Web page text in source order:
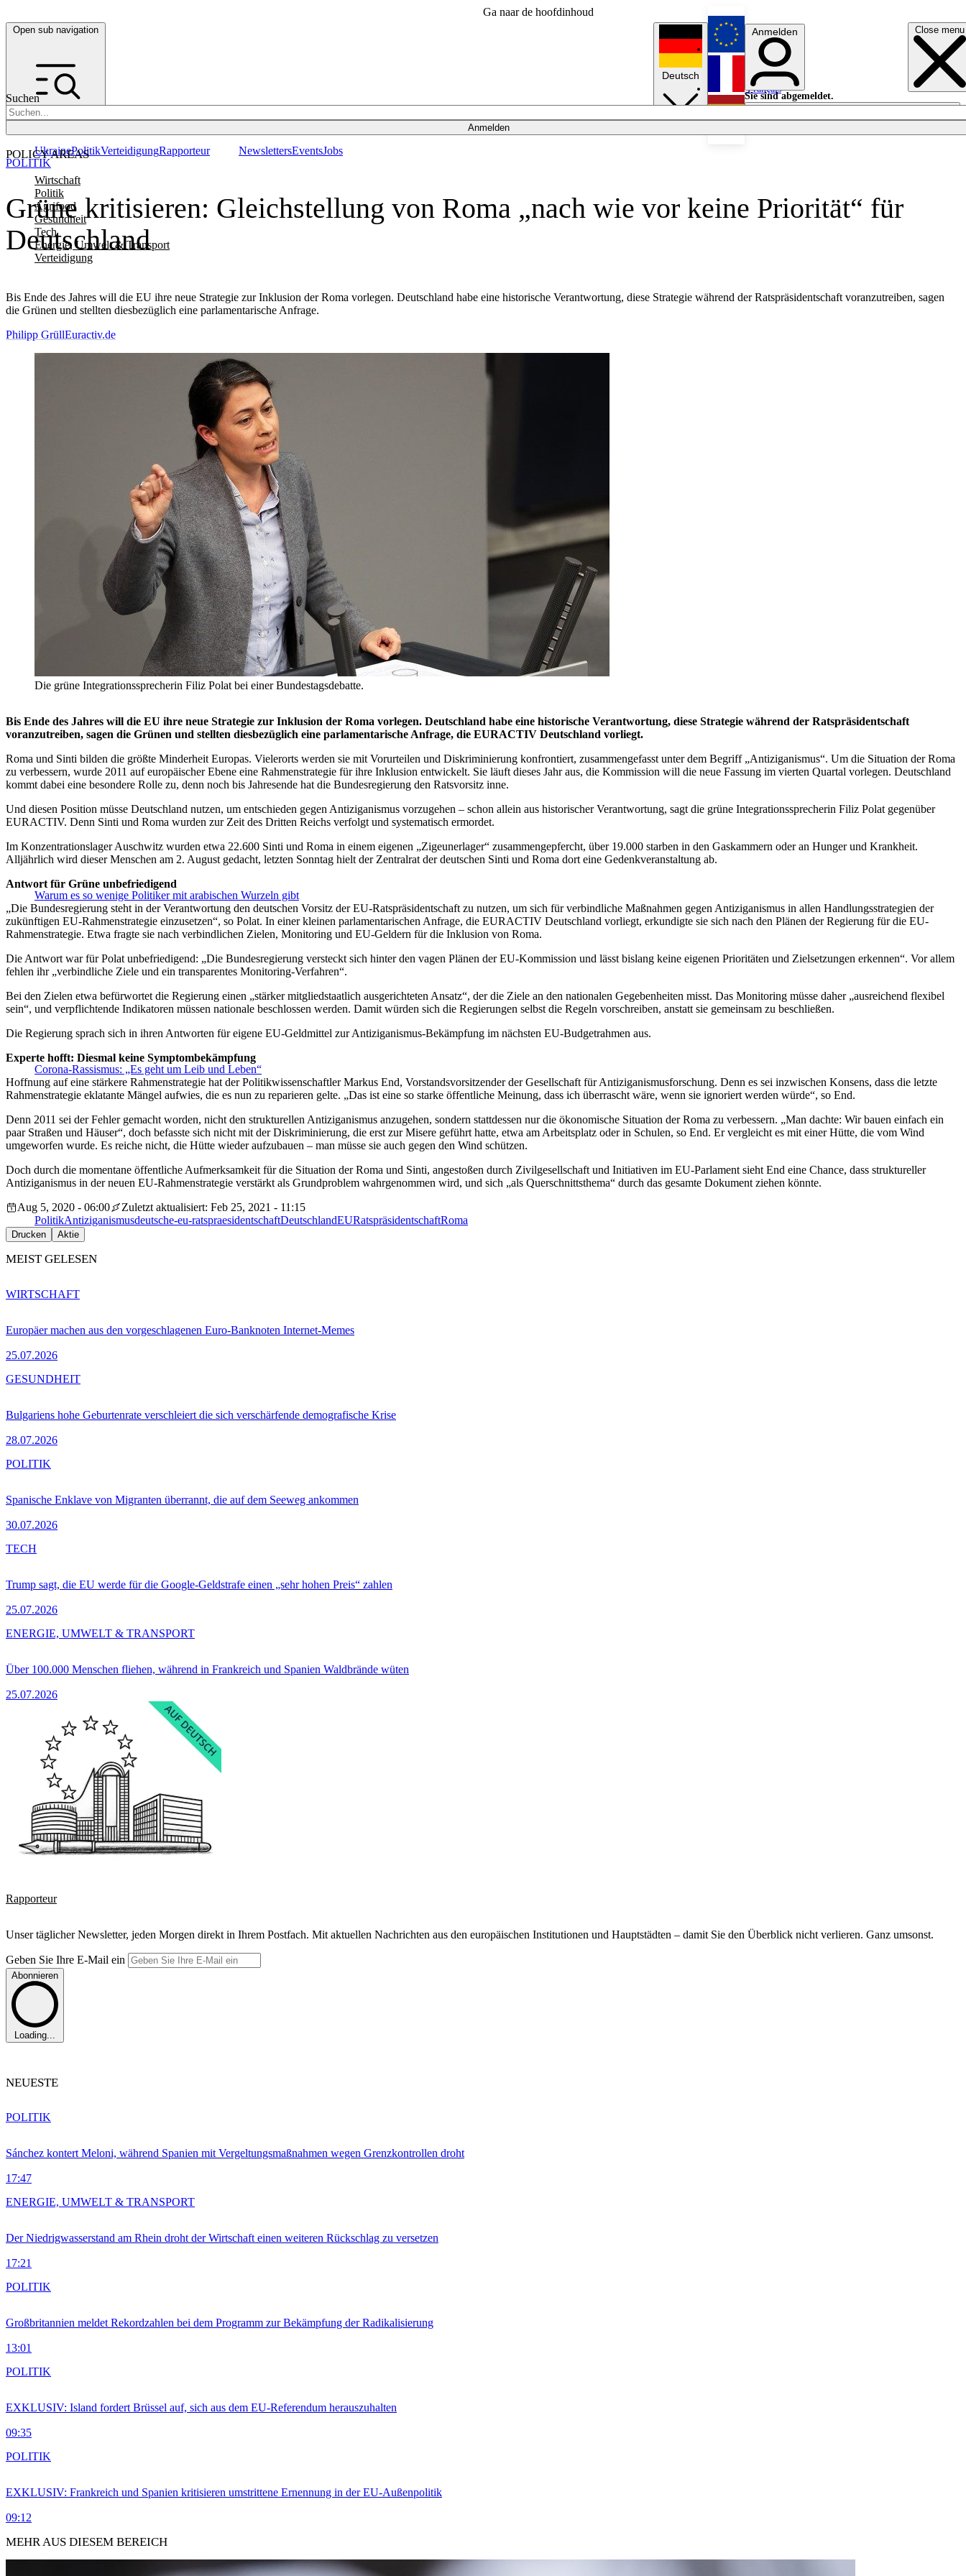
Ga naar de hoofdinhoud
Open sub navigation Close menu
Suchen
Anmelden
POLICY AREAS
Wirtschaft
Politik
Agrifood
Gesundheit
Tech
Energie, Umwelt & Transport
Verteidigung
UkrainePolitikVerteidigungRapporteur NewslettersEventsJobs
Deutsch
English
Français
Anmelden
Sie sind abgemeldet.
Anmelden
Licht aus
Grüne kritisieren: Gleichstellung von Roma „nach wie vor keine Priorität“ für
Deutschland
Bis Ende des Jahres will die EU ihre neue Strategie zur Inklusion der Roma vorlegen. Deutschland habe eine historische Verantwortung, diese Strategie während der Ratspräsidentschaft voranzutreiben, sagen
die Grünen und stellten diesbezüglich eine parlamentarische Anfrage.
POLITIK
Philipp GrüllEuractiv.de
Die grüne Integrationssprecherin Filiz Polat bei einer Bundestagsdebatte.
Bis Ende des Jahres will die EU ihre neue Strategie zur Inklusion der Roma vorlegen. Deutschland habe eine historische Verantwortung, diese Strategie während der Ratspräsidentschaft
voranzutreiben, sagen die Grünen und stellten diesbezüglich eine parlamentarische Anfrage, die EURACTIV Deutschland vorliegt.
Roma und Sinti bilden die größte Minderheit Europas. Vielerorts werden sie mit Vorurteilen und Diskriminierung konfrontiert, zusammengefasst unter dem Begriff „Antiziganismus“. Um die Situation der Roma
zu verbessern, wurde 2011 auf europäischer Ebene eine Rahmenstrategie für ihre Inklusion entwickelt. Sie läuft dieses Jahr aus, die Kommission will die neue Fassung im vierten Quartal vorlegen. Deutschland
kommt dabei eine besondere Rolle zu, denn noch bis Jahresende hat die Bundesregierung den Ratsvorsitz inne.
Und diesen Position müsse Deutschland nutzen, um entschieden gegen Antiziganismus vorzugehen – schon allein aus historischer Verantwortung, sagt die grüne Integrationssprecherin Filiz Polat gegenüber
EURACTIV. Denn Sinti und Roma wurden zur Zeit des Dritten Reichs verfolgt und systematisch ermordet.
Im Konzentrationslager Auschwitz wurden etwa 22.600 Sinti und Roma in einem eigenen „Zigeunerlager“ zusammengepfercht, über 19.000 starben in den Gaskammern oder an Hunger und Krankheit.
Alljährlich wird dieser Menschen am 2. August gedacht, letzten Sonntag hielt der Zentralrat der deutschen Sinti und Roma dort eine Gedenkveranstaltung ab.
Warum es so wenige Politiker mit arabischen Wurzeln gibt
Antwort für Grüne unbefriedigend
„Die Bundesregierung steht in der Verantwortung den deutschen Vorsitz der EU-Ratspräsidentschaft zu nutzen, um sich für verbindliche Maßnahmen gegen Antiziganismus in allen Handlungsstrategien der
zukünftigen EU-Rahmenstrategie einzusetzen“, so Polat. In einer kleinen parlamentarischen Anfrage, die EURACTIV Deutschland vorliegt, erkundigte sie sich nach den Plänen der Regierung für die EU-
Rahmenstrategie. Etwa fragte sie nach verbindlichen Zielen, Monitoring und EU-Geldern für die Inklusion von Roma.
Die Antwort war für Polat unbefriedigend: „Die Bundesregierung versteckt sich hinter den vagen Plänen der EU-Kommission und lässt bislang keine eigenen Prioritäten und Zielsetzungen erkennen“. Vor allem
fehlen ihr „verbindliche Ziele und ein transparentes Monitoring-Verfahren“.
Bei den Zielen etwa befürwortet die Regierung einen „stärker mitgliedstaatlich ausgerichteten Ansatz“, der die Ziele an den nationalen Gegebenheiten misst. Das Monitoring müsse daher „ausreichend flexibel
sein“, und verpflichtende Indikatoren müssen nationale beschlossen werden. Damit würden sich die Regierungen selbst die Regeln vorschreiben, anstatt sie gemeinsam zu beschließen.
Die Regierung sprach sich in ihren Antworten für eigene EU-Geldmittel zur Antiziganismus-Bekämpfung im nächsten EU-Budgetrahmen aus.
Corona-Rassismus: „Es geht um Leib und Leben“
Experte hofft: Diesmal keine Symptombekämpfung
Hoffnung auf eine stärkere Rahmenstrategie hat der Politikwissenschaftler Markus End, Vorstandsvorsitzender der Gesellschaft für Antiziganismusforschung. Denn es sei inzwischen Konsens, dass die letzte
Rahmenstrategie eklatante Mängel aufwies, die es nun zu reparieren gelte. „Das ist eine so starke öffentliche Meinung, dass ich überrascht wäre, wenn sie ignoriert werden würde“, so End.
Denn 2011 sei der Fehler gemacht worden, nicht den strukturellen Antiziganismus anzugehen, sondern stattdessen nur die ökonomische Situation der Roma zu verbessern. „Man dachte: Wir bauen einfach ein
paar Straßen und Häuser“, doch befasste sich nicht mit der Diskriminierung, die erst zur Misere geführt hatte, etwa am Arbeitsplatz oder in Schulen, so End. Er vergleicht es mit einer Hütte, die vom Wind
umgeworfen wurde. Es reiche nicht, die Hütte wieder aufzubauen – man müsse sie auch gegen den Wind schützen.
Doch durch die momentane öffentliche Aufmerksamkeit für die Situation der Roma und Sinti, angestoßen durch Zivilgesellschaft und Initiativen im EU-Parlament sieht End eine Chance, dass struktureller
Antiziganismus in der neuen EU-Rahmenstrategie verstärkt als Grundproblem wahrgenommen wird, und sich „als Querschnittsthema“ durch das gesamte Dokument ziehen könnte.
Aug 5, 2020 - 06:00
Zuletzt aktualisiert: Feb 25, 2021 - 11:15
PolitikAntiziganismusdeutsche-eu-ratspraesidentschaftDeutschlandEURatspräsidentschaftRoma
Drucken Aktie
MEIST GELESEN
Europäer machen aus den vorgeschlagenen Euro-Banknoten Internet-Memes
25.07.2026
WIRTSCHAFT
Bulgariens hohe Geburtenrate verschleiert die sich verschärfende demografische Krise
28.07.2026
GESUNDHEIT
Spanische Enklave von Migranten überrannt, die auf dem Seeweg ankommen
30.07.2026
POLITIK
Trump sagt, die EU werde für die Google-Geldstrafe einen „sehr hohen Preis“ zahlen
25.07.2026
TECH
Über 100.000 Menschen fliehen, während in Frankreich und Spanien Waldbrände wüten
25.07.2026
ENERGIE, UMWELT & TRANSPORT
Rapporteur
Unser täglicher Newsletter, jeden Morgen direkt in Ihrem Postfach. Mit aktuellen Nachrichten aus den europäischen Institutionen und Hauptstädten – damit Sie den Überblick nicht verlieren. Ganz umsonst.
Geben Sie Ihre E-Mail ein
Abonnieren
Loading...
NEUESTE
Sánchez kontert Meloni, während Spanien mit Vergeltungsmaßnahmen wegen Grenzkontrollen droht
17:47
POLITIK
Der Niedrigwasserstand am Rhein droht der Wirtschaft einen weiteren Rückschlag zu versetzen
17:21
ENERGIE, UMWELT & TRANSPORT
Großbritannien meldet Rekordzahlen bei dem Programm zur Bekämpfung der Radikalisierung
13:01
POLITIK
EXKLUSIV: Island fordert Brüssel auf, sich aus dem EU-Referendum herauszuhalten
09:35
POLITIK
EXKLUSIV: Frankreich und Spanien kritisieren umstrittene Ernennung in der EU-Außenpolitik
09:12
POLITIK
MEHR AUS DIESEM BEREICH